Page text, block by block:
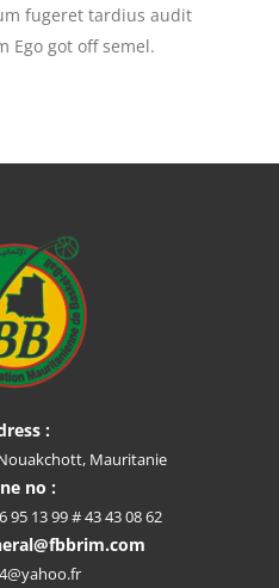
fugeret tardius audit
Ego got off semel.
:
Nouakchott, Mauritanie
no :
95 13 99 # 43 43 08 62